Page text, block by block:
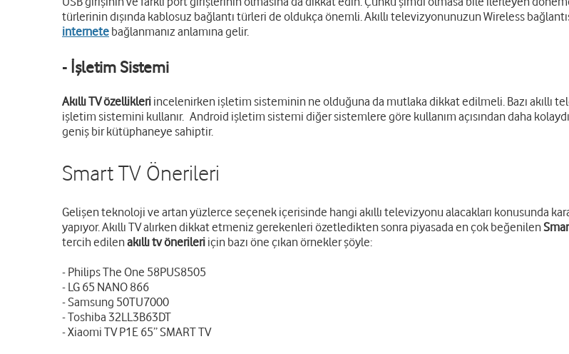
türlerinin dışında kablosuz bağlantı türleri de oldukça önemli. Akıllı televizyonunuzun Wireless
internete bağlanmanız anlamına gelir.
- İşletim Sistemi
Akıllı TV özellikleri incelenirken işletim sisteminin ne olduğuna da mutlaka dikkat edilmeli. Bazı akıllı
işletim sistemini kullanır. Android işletim sistemi diğer sistemlere göre kullanım açısından daha
geniş bir kütüphaneye sahiptir.
Smart TV Önerileri
Gelişen teknoloji ve artan yüzlerce seçenek içerisinde hangi akıllı televizyonu alacakları konusunda
yapıyor. Akıllı TV alırken dikkat etmeniz gerekenleri özetledikten sonra piyasada en çok beğenilen
tercih edilenakıllı tv önerileri için bazı öne çıkan örnekler şöyle:
- Philips The One 58PUS8505
- LG 65 NANO 866
- Samsung 50TU7000
- Toshiba 32LL3B63DT
- Xiaomi TV P1E 65” SMART TV